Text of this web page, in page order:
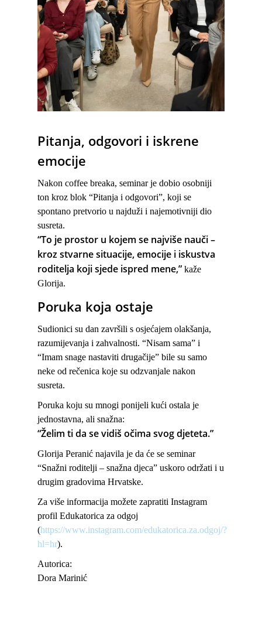
Pitanja, odgovori i iskrene
emocije
Nakon coffee breaka, seminar je dobio osobniji
ton kroz blok “Pitanja i odgovori”, koji se
spontano pretvorio u najduži i najemotivniji dio
susreta.
“To je prostor u kojem se najviše nauči –
kroz stvarne situacije, emocije i iskustva
roditelja koji sjede ispred mene,” kaže
Glorija.
Poruka koja ostaje
Sudionici su dan završili s osjećajem olakšanja,
razumijevanja i zahvalnosti. “Nisam sama” i
“Imam snage nastaviti drugačije” bile su samo
neke od rečenica koje su odzvanjale nakon
susreta.
Poruka koju su mnogi ponijeli kući ostala je
jednostavna, ali snažna:
“Želim ti da se vidiš očima svog djeteta.”
Glorija Peranić najavila je da će se seminar
“Snažni roditelji – snažna djeca” uskoro održati i u
drugim gradovima Hrvatske.
Za više informacija možete zapratiti Instagram
profil Edukatorica za odgoj
(https://www.instagram.com/edukatorica.za.odgoj/?
hl=hr).
Autorica:
Dora Marinić